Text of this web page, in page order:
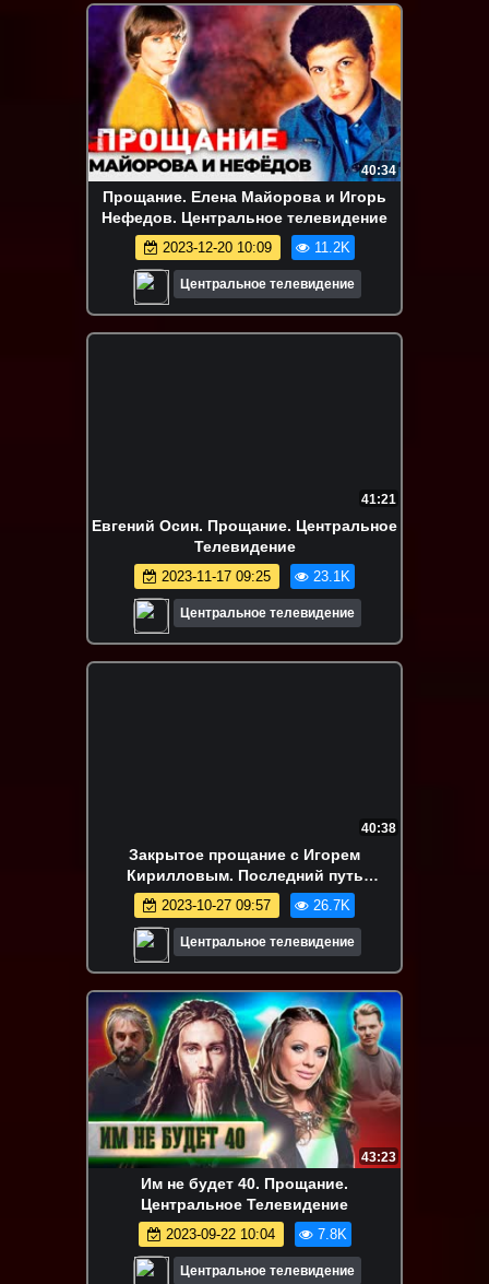
40:34
Прощание. Елена Майорова и Игорь
Нефедов. Центральное телевидение
2023-12-20 10:09 11.2K
Центральное телевидение
41:21
Евгений Осин. Прощание. Центральное
Телевидение
2023-11-17 09:25 23.1K
Центральное телевидение
40:38
Закрытое прощание с Игорем
Кирилловым. Последний путь
легендарного диктора
2023-10-27 09:57 26.7K
Центральное телевидение
43:23
Им не будет 40. Прощание.
Центральное Телевидение
2023-09-22 10:04 7.8K
Центральное телевидение